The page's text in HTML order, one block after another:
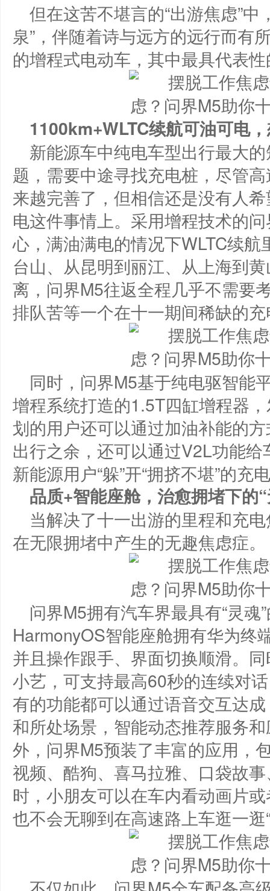
但在这苦不堪言的“出游焦虑”
泉”，伴随着诗与远方的远行而有
的增程式电动车，其中最具代表
1100km+WLTC续航可油可电
新能源车中纯电车型出行最大
题，需要中途寻找充电桩，尽管
来越完善了，但相信还是没有人
电这件事情上。采用增程技术的
心，满油满电的情况下WLTC续
台山、从昆明到丽江、从上海到
离，问界M5往返全程几乎不需要
排队苦等一个在十一期间稀缺的
同时，问界M5基于纯电驱智能
增程系统打造的1.5T四缸增程器
划的用户还可以通过加油补能的
出行之余，还可以通过V2L功能
新能源用户“躲”开“拥挤不堪”的充
品质+智能座舱，治愈拥堵下的
当解决了十一出游的里程和充
在无限拥堵中产生的无趣焦虑症。
问界M5拥有汽车界最具有“灵
HarmonyOS智能座舱拥有华为终
并且操作跟手、界面切换顺滑。
小艺，可支持最高60秒的连续对
有的功能都可以通过语音交互达
和所处场景，智能动态推荐服务
外，问界M5预装了丰富的应用，
视频、酷狗、喜马拉雅、口袋故
时，小朋友可以在车内看动画片
也不会无聊到在高速路上车逛一逛